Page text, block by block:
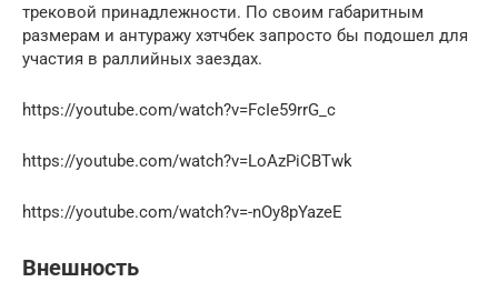
трековой принадлежности. По своим габаритным
размерам и антуражу хэтчбек запросто бы подошел для
участия в раллийных заездах.
https://youtube.com/watch?v=FcIe59rrG_c
https://youtube.com/watch?v=LoAzPiCBTwk
https://youtube.com/watch?v=-nOy8pYazeE
Внешность